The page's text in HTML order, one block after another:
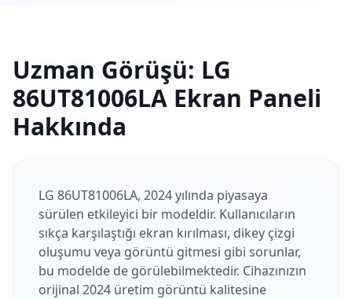
Uzman Görüşü: LG
86UT81006LA Ekran Paneli
Hakkında
LG 86UT81006LA, 2024 yılında piyasaya
sürülen etkileyici bir modeldir. Kullanıcıların
sıkça karşılaştığı ekran kırılması, dikey çizgi
oluşumu veya görüntü gitmesi gibi sorunlar,
bu modelde de görülebilmektedir. Cihazınızın
orijinal 2024 üretim görüntü kalitesine